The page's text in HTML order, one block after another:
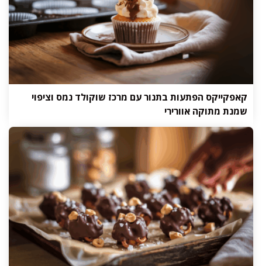
קאפקייקס הפתעות בתנור עם מרכז שוקולד נמס וציפוי
שמנת מתוקה אוורירי